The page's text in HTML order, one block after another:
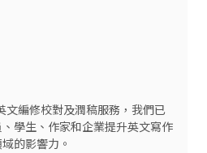
編修校對及潤稿服務，我們已
學生、作家和企業提升英文寫作
的影響力。